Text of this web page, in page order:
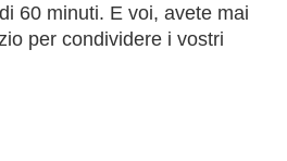
60 minuti. E voi, avete mai
per condividere i vostri